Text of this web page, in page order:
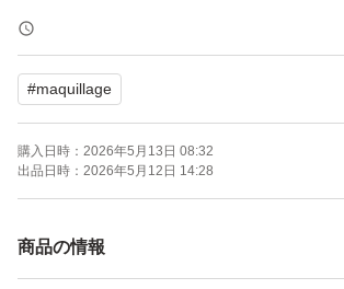
【表記・型番】
オークル20
SPF50+ PA++++
▲自宅保管となりますのでご理解いただ
よろしくお願い致します。
#maquillage
購入日時： 2026年5月13日 08:32
出品日時： 2026年5月12日 14:28
商品の情報